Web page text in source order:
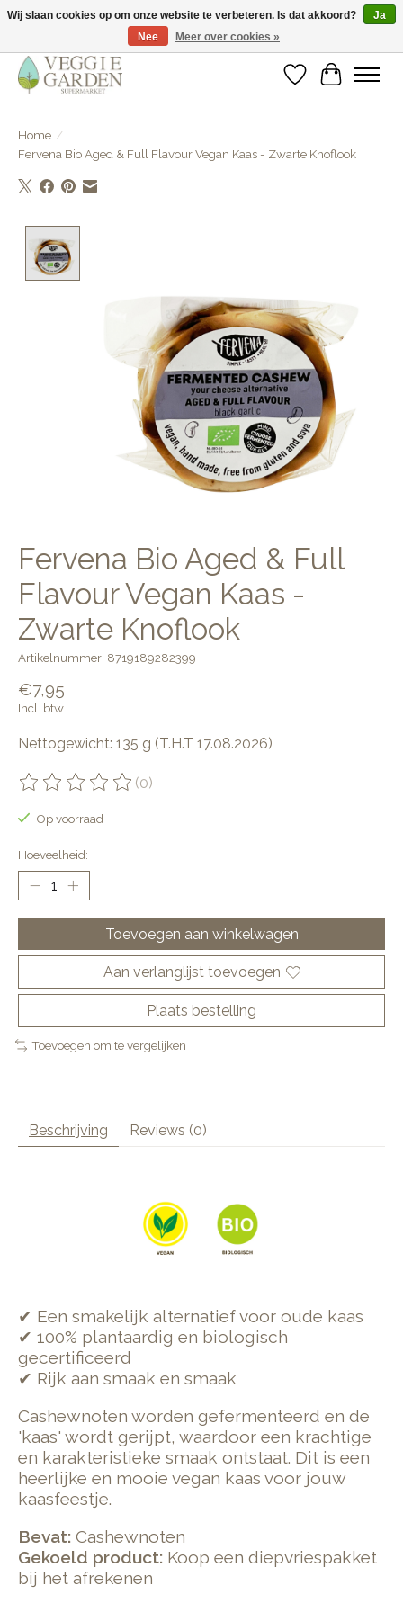
vegan & veggie products | free store pick-up
Verlanglijst
Home /
Fervena Bio Aged & Full Flavour Vegan Kaas - Zwarte Knoflook
Fervena Bio Aged & Full
Flavour Vegan Kaas -
Zwarte Knoflook
Artikelnummer: 8719189282399
€7,95
Incl. btw
Nettogewicht: 135 g (T.H.T 17.08.2026)
De beoordeling van dit product is
(0)
Op voorraad
Hoeveelheid:
Toevoegen aan winkelwagen
Aan verlanglijst toevoegen
Plaats bestelling
Toevoegen om te vergelijken
Beschrijving Reviews (0)
✔ Een smakelijk alternatief voor oude kaas
✔ 100% plantaardig en biologisch
gecertificeerd
✔ Rijk aan smaak en smaak
Cashewnoten worden gefermenteerd en de
'kaas' wordt gerijpt, waardoor een krachtige
en karakteristieke smaak ontstaat. Dit is een
heerlijke en mooie vegan kaas voor jouw
kaasfeestje.
Bevat: Cashewnoten
Gekoeld product: Koop een diepvriespakket
bij het afrekenen
Wij slaan cookies op om onze website te verbeteren. Is dat akkoord?
Ja
Nee
Meer over cookies »